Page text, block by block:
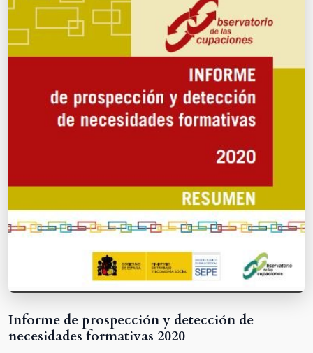
Informe de prospección y detección de
necesidades formativas 2020